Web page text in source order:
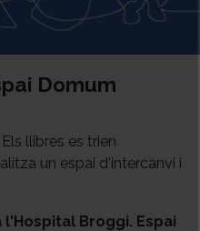
Domum
llibres es trien
un espai d'intercanvi i
Broggi. Espai